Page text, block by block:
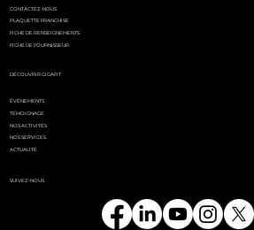
DÉCOUVRIR GIGAFIT
ÉVÉNEMENTS
TÉMOIGNAGE
NOS ACTIVITÉS
NOS SERVICES
ACTUALITÉ
CONTACTEZ-NOUS
PLAQUETTE FRANCHISE
FICHE DE RENSEIGNEMENTS
FICHE DE FOURNISSEUR
SUIVEZ-NOUS